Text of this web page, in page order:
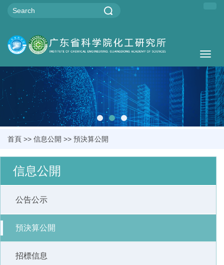
首頁 >> 信息公開 >> 預決算公開
信息公開
公告公示
預決算公開
招標信息